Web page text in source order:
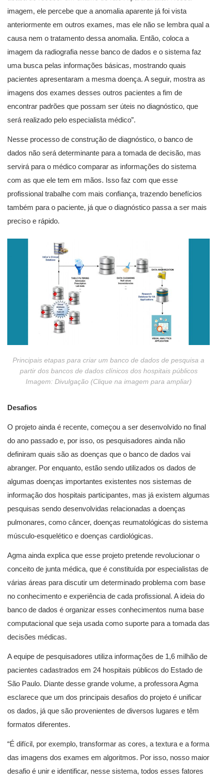
imagem, ele percebe que a anomalia aparente já foi vista
anteriormente em outros exames, mas ele não se lembra qual a
causa nem o tratamento dessa anomalia. Então, coloca a
imagem da radiografia nesse banco de dados e o sistema faz
uma busca pelas informações básicas, mostrando quais
pacientes apresentaram a mesma doença. A seguir, mostra as
imagens dos exames desses outros pacientes a fim de
encontrar padrões que possam ser úteis no diagnóstico, que
será realizado pelo especialista médico”.
Nesse processo de construção de diagnóstico, o banco de
dados não será determinante para a tomada de decisão, mas
servirá para o médico comparar as informações do sistema
com as que ele tem em mãos. Isso faz com que esse
profissional trabalhe com mais confiança, trazendo benefícios
também para o paciente, já que o diagnóstico passa a ser mais
preciso e rápido.
Principais etapas para criar um banco de dados de pesquisa a
partir dos bancos de dados clínicos dos hospitais públicos
Imagem: Divulgação (Clique na imagem para ampliar)
Desafios
O projeto ainda é recente, começou a ser desenvolvido no final
do ano passado e, por isso, os pesquisadores ainda não
definiram quais são as doenças que o banco de dados vai
abranger. Por enquanto, estão sendo utilizados os dados de
algumas doenças importantes existentes nos sistemas de
informação dos hospitais participantes, mas já existem algumas
pesquisas sendo desenvolvidas relacionadas a doenças
pulmonares, como câncer, doenças reumatológicas do sistema
músculo-esquelético e doenças cardiológicas.
Agma ainda explica que esse projeto pretende revolucionar o
conceito de junta médica, que é constituída por especialistas de
várias áreas para discutir um determinado problema com base
no conhecimento e experiência de cada profissional. A ideia do
banco de dados é organizar esses conhecimentos numa base
computacional que seja usada como suporte para a tomada das
decisões médicas.
A equipe de pesquisadores utiliza informações de 1,6 milhão de
pacientes cadastrados em 24 hospitais públicos do Estado de
São Paulo. Diante desse grande volume, a professora Agma
esclarece que um dos principais desafios do projeto é unificar
os dados, já que são provenientes de diversos lugares e têm
formatos diferentes.
“É difícil, por exemplo, transformar as cores, a textura e a forma
das imagens dos exames em algoritmos. Por isso, nosso maior
desafio é unir e identificar, nesse sistema, todos esses fatores